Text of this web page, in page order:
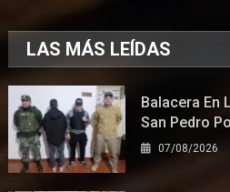
LAS MÁS LEÍDAS
Balacera En
San Pedro
07/08/2026